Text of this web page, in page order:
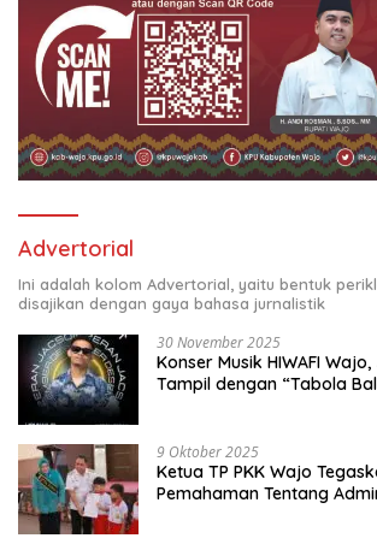
Advertorial
Ini adalah kolom Advertorial, yaitu bentuk
disajikan dengan gaya bahasa jurnalistik
30 November 2025
Konser Musik HIWAFI
Tampil dengan “Tabola
9 Oktober 2025
Ketua TP PKK Wajo
Pemahaman Tentang